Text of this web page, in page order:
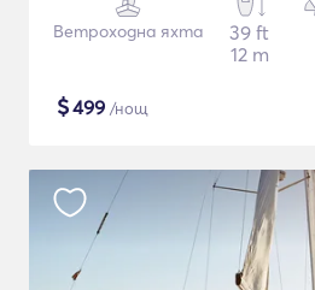
Ветроходна яхта
39 ft
12 m
$499 /нощ